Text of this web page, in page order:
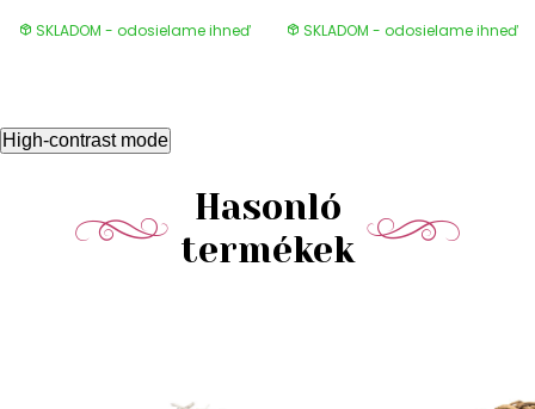
SKLADOM - odosielame ihneď SKLADOM - odosielame ihneď
High-contrast mode
Hasonló
termékek